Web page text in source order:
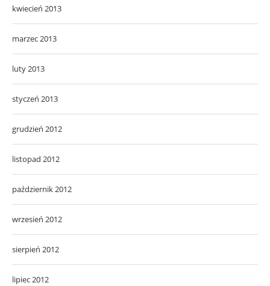
kwiecień 2013
marzec 2013
luty 2013
styczeń 2013
grudzień 2012
listopad 2012
październik 2012
wrzesień 2012
sierpień 2012
lipiec 2012